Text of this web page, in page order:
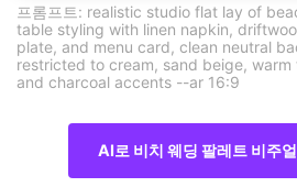
프롬프트: realistic studio flat lay of
table styling with linen napkin,
plate, and menu card, clean neutral
restricted to cream, sand beige,
and charcoal accents --ar 16:9
AI로 비치 웨딩 팔레트 비주